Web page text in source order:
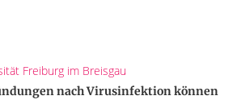
Freiburg im Breisgau
nach Virusinfektion können